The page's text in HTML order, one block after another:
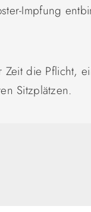
Impfung
die Pflicht,
Sitzplätzen.